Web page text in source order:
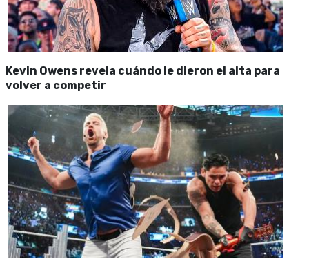
Kevin Owens revela cuándo le dieron el alta para
volver a competir